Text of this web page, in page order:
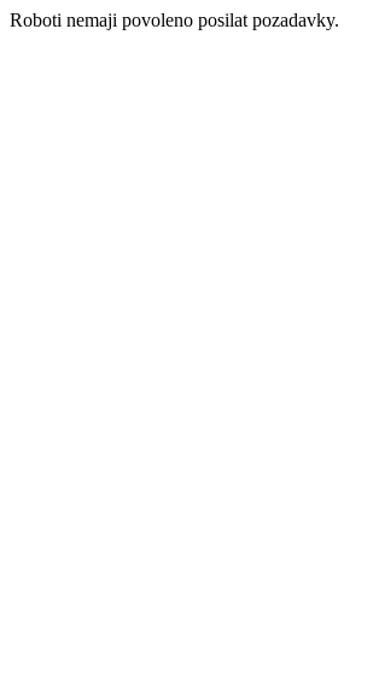
Roboti nemaji povoleno posilat pozadavky.